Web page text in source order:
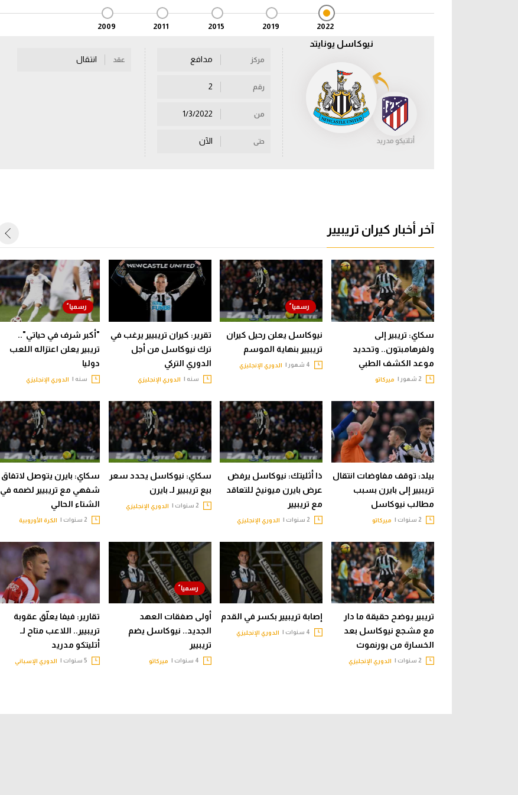
2022
2019
2015
2011
2009
نيوكاسل يونايتد
أتلتيكو مدريد
مركز مدافع
رقم
من
حتى الآن
عقد انتقال
آخر أخبار كيران تريبيير
سكاي: تريبير إلى
ولفرهامبتون.. وتحديد
موعد الكشف الطبي
ميركاتو
نيوكاسل يعلن رحيل كيران
تريبيير بنهاية الموسم
الدوري الإنجليزي
تقرير: كيران تريبيير يرغب في
ترك نيوكاسل من أجل
الدوري التركي
سنه | الدوري الإنجليزي
"أكبر شرف في حياتي"..
تريبير يعلن اعتزاله اللعب
دوليا
سنه | الدوري الإنجليزي
بيلد: توقف مفاوضات انتقال
تريبيير إلى بايرن بسبب
مطالب نيوكاسل
ميركاتو
ذا أثليتك: نيوكاسل يرفض
عرض بايرن ميونيخ للتعاقد
مع تريبيير
الدوري الإنجليزي
سكاي: نيوكاسل يحدد سعر
بيع تريبيير لـ بايرن
الدوري الإنجليزي
سكاي: بايرن يتوصل لاتفاق
شفهي مع تريبيير لضمه في
الشتاء الحالي
الكرة الأوروبية
تريبير يوضح حقيقة ما دار
مع مشجع نيوكاسل بعد
الخسارة من بورنموث
الدوري الإنجليزي
إصابة تريبيير بكسر في القدم
الدوري الإنجليزي
أولى صفقات العهد
الجديد.. نيوكاسل يضم
تريبيير
ميركاتو
تقارير: فيفا يعلّق عقوبة
تريبيير.. اللاعب متاح لـ
أتليتكو مدريد
الدوري الإسباني